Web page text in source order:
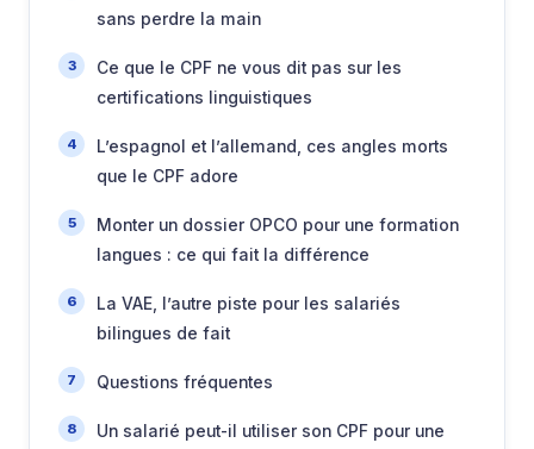
sans perdre la main
Ce que le CPF ne vous dit pas sur les
certifications linguistiques
L’espagnol et l’allemand, ces angles morts
que le CPF adore
Monter un dossier OPCO pour une formation
langues : ce qui fait la différence
La VAE, l’autre piste pour les salariés
bilingues de fait
Questions fréquentes
Un salarié peut-il utiliser son CPF pour une